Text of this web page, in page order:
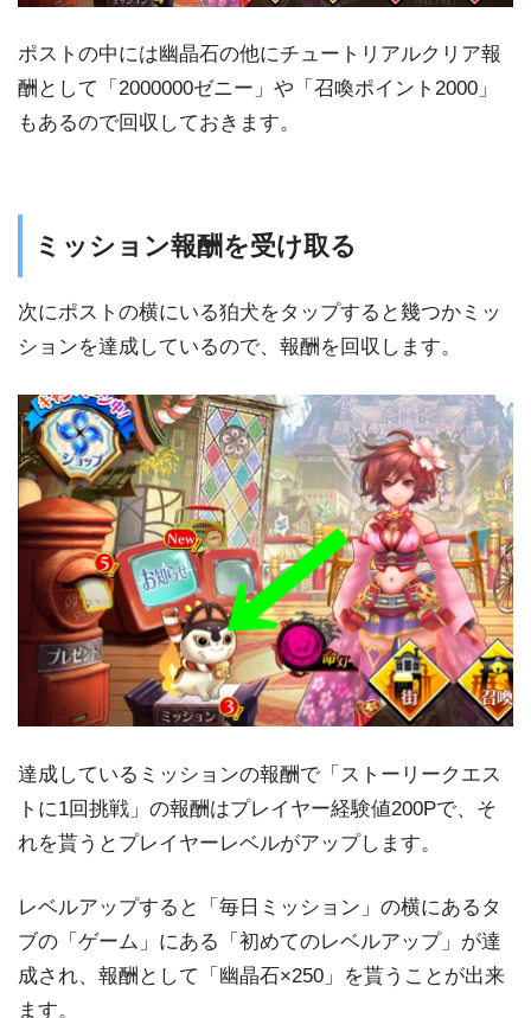
ポストの中には幽晶石の他にチュートリアルクリア報
酬として「2000000ゼニー」や「召喚ポイント2000」
もあるので回収しておきます。
ミッション報酬を受け取る
次にポストの横にいる狛犬をタップすると幾つかミッ
ションを達成しているので、報酬を回収します。
達成しているミッションの報酬で「ストーリークエス
トに1回挑戦」の報酬はプレイヤー経験値200Pで、そ
れを貰うとプレイヤーレベルがアップします。
レベルアップすると「毎日ミッション」の横にあるタ
ブの「ゲーム」にある「初めてのレベルアップ」が達
成され、報酬として「幽晶石×250」を貰うことが出来
ます。